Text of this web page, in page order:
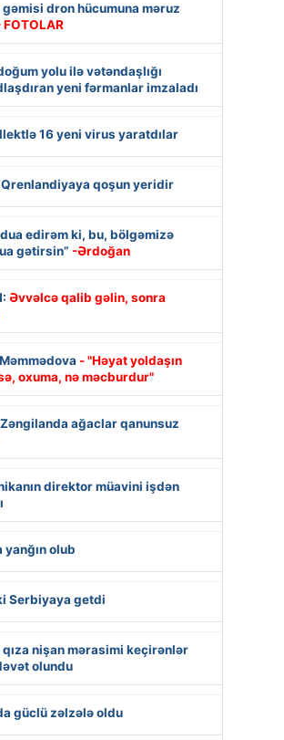
dron hücumuna məruz
yolu ilə vətəndaşlığı
yeni fərmanlar imzaladı
16 yeni virus yaratdılar
qoşun yeridir
edirəm ki, bu, bölgəmizə
gətirsin” -Ərdoğan
Əvvəlcə qalib gəlin, sonra
- "Həyat yoldaşın
oxuma, nə məcburdur"
Zəngilanda ağaclar qanunsuz
direktor müavini işdən
yanğın olub
Serbiyaya getdi
qıza nişan mərasimi keçirənlər
olundu
güclü zəlzələ oldu